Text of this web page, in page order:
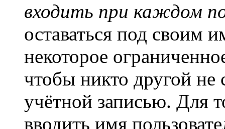
входить при каждом
оставаться под своим
некоторое
чтобы никто другой не
учётной записью. Для
вводить имя